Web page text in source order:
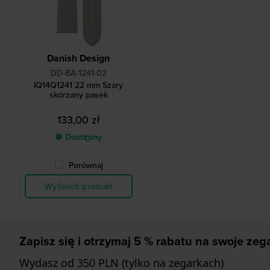
Danish Design
DD-BA-1241-02
IQ14Q1241 22 mm Szary
skórzany pasek
133,00 zł
● Dostępny
Porównaj
Wyświetl produkt
Zapisz się i otrzymaj 5 % rabatu na swoje
Wydasz od 350 PLN (tylko na zegarkach)